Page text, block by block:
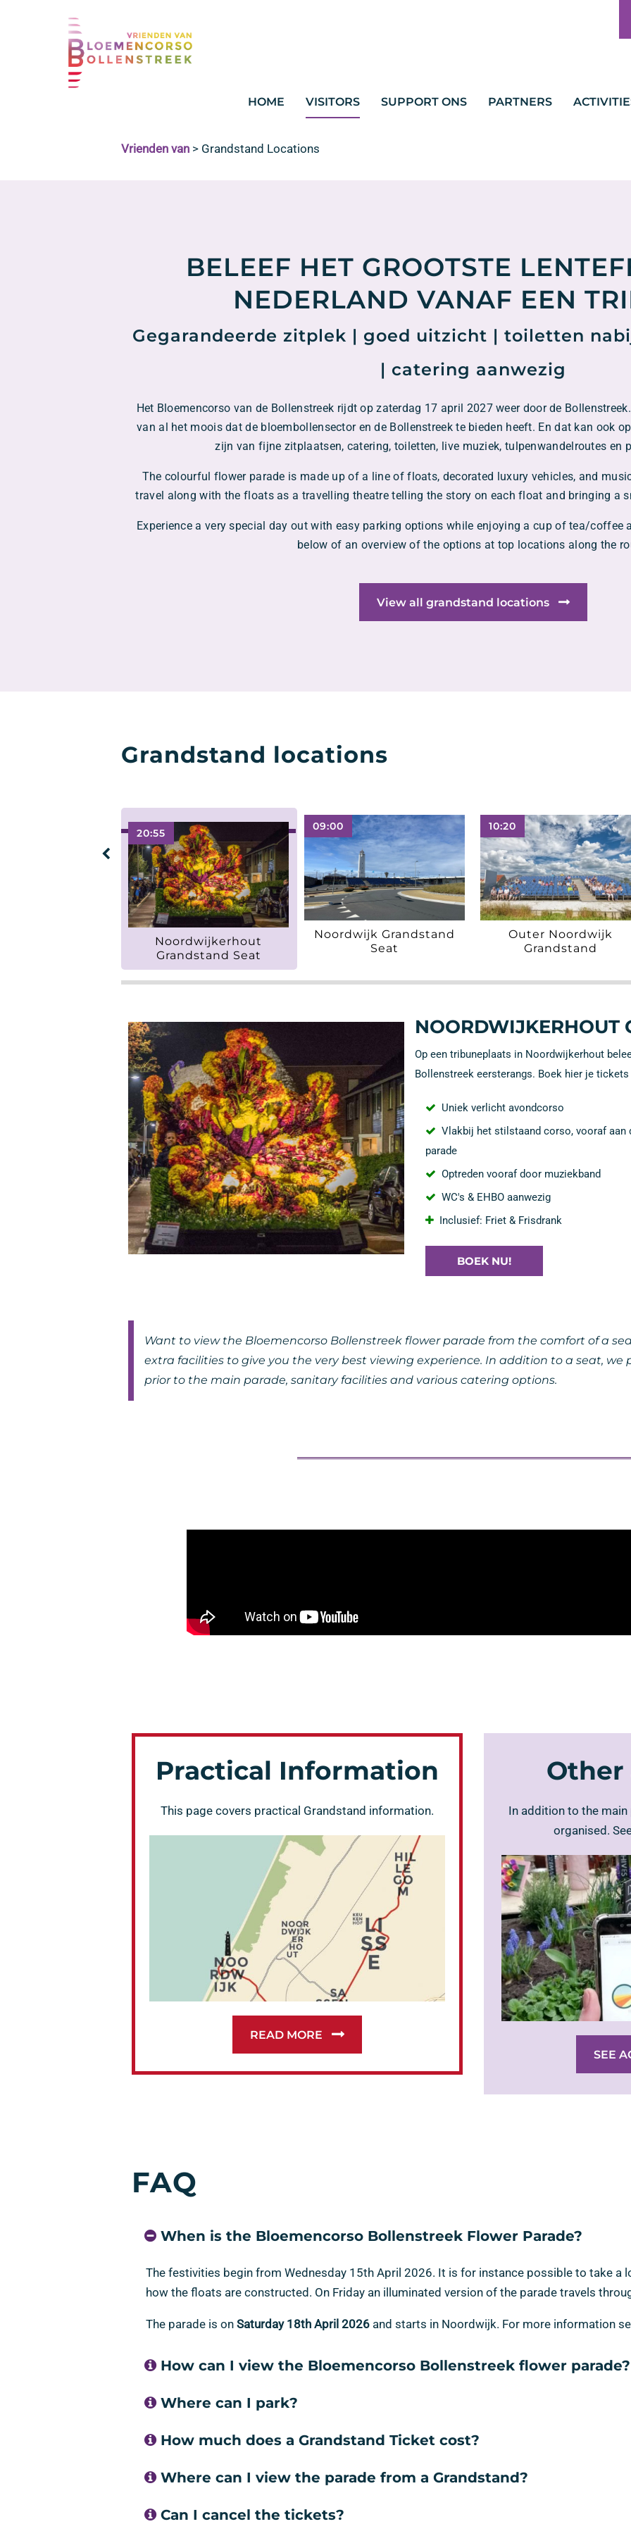
HOME VISITORS SUPPORT ONS PARTNERS
Vrienden van > Grandstand Locations
BELEEF HET GROOTSTE
NEDERLAND VANAF EEN
Gegarandeerde zitplek | goed uitzicht | toiletten
| catering aanwezig
Het Bloemencorso van de Bollenstreek rijdt op zaterdag 17 april 2027 weer door de
van al het moois dat de bloembollensector en de Bollenstreek te bieden heeft. En dat kan ook
zijn van fijne zitplaatsen, catering, toiletten, live muziek, tulpenwandelroutes en
The colourful flower parade is made up of a line of floats, decorated luxury vehicles, and
travel along with the floats as a travelling theatre telling the story on each float and bringing a
Experience a very special day out with easy parking options while enjoying a cup of tea/coffee
below of an overview of the options at top locations along the
View all grandstand locations
Grandstand locations
20:55
Noordwijkerhout
Grandstand Seat
09:00
Noordwijk Grandstand
Seat
10:20
Outer Noordwijk
Grandstand
NOORDWIJKERHOUT
Op een tribuneplaats in Noordwijkerhout
Bollenstreek eersterangs. Boek hier je
Uniek verlicht avondcorso
Vlakbij het stilstaand corso, vooraf aan
parade
Optreden vooraf door muziekband
WC's & EHBO aanwezig
Inclusief: Friet & Frisdrank
BOEK NU!
Want to view the Bloemencorso Bollenstreek flower parade from the comfort of a
extra facilities to give you the very best viewing experience. In addition to a seat,
prior to the main parade, sanitary facilities and various catering options.
Practical Information
This page covers practical Grandstand information.
READ MORE
In addition to the main
organised.
SEE
FAQ
When is the Bloemencorso Bollenstreek Flower Parade?
The festivities begin from Wednesday 15th April 2026. It is for instance possible to take a
how the floats are constructed. On Friday an illuminated version of the parade travels
The parade is on Saturday 18th April 2026 and starts in Noordwijk. For more information
How can I view the Bloemencorso Bollenstreek flower parade?
Where can I park?
How much does a Grandstand Ticket cost?
Where can I view the parade from a Grandstand?
Can I cancel the tickets?